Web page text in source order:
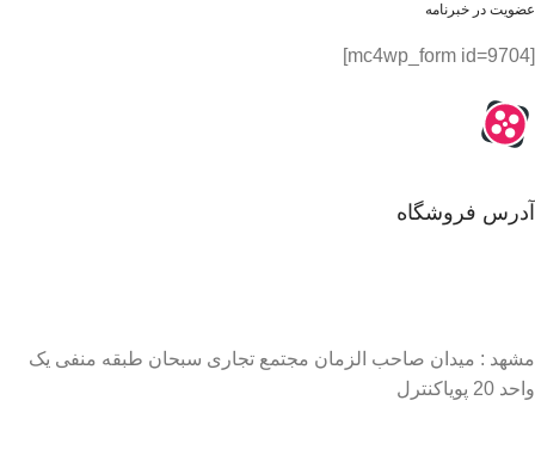
عضویت در خبرنامه
آدرس فروشگاه
مشهد : میدان صاحب الزمان مجتمع تجاری سبحان طبقه منفی یک
واحد 20 پویاکنترل